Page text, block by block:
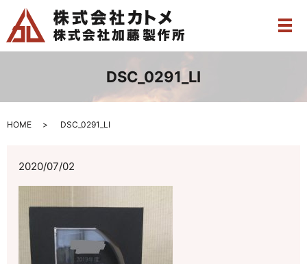
メ
DSC_0291_LI
HOME DSC_0291_LI
2020/07/02